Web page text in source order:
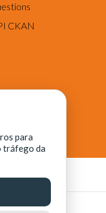
CKAN
de Ciência,
para
tráfego da